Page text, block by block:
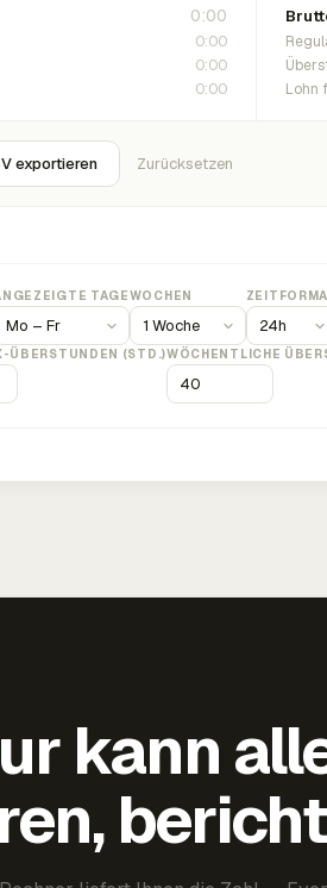
0:00
0:00
0:00
0:00 Lohn
exportieren Zurücksetzen
TAGEWOCHEN
ÜBERSTUNDEN (STD.)WÖCHENTLICHE
kann